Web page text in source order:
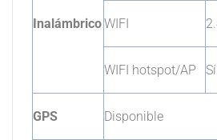
InalámbricoWIFI
WIFI hotspot/AP Sí
GPS Disponible